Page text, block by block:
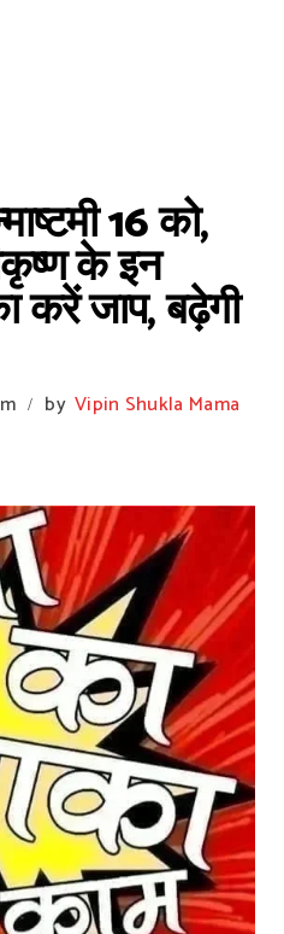
16 को,
के इन
करें जाप, बढ़ेगी
/ by Vipin Shukla Mama